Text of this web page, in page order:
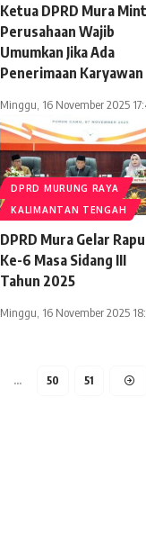
Ketua DPRD Mura
Perusahaan Wajib
Umumkan Jika Ada
Penerimaan Karyawan
Minggu, 16 November 2025
DPRD MURUNG RAYA
KALIMANTAN TENGAH
DPRD Mura Gelar
Ke-6 Masa Sidang III
Tahun 2025
Minggu, 16 November 2025
… 50 51